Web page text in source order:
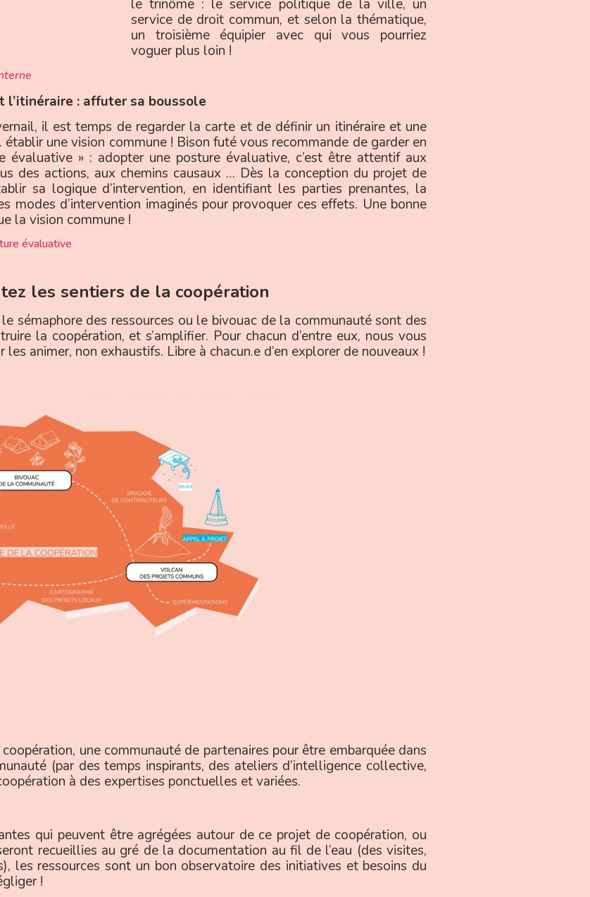
le trinôme : le service politique de la ville, un
service de droit commun, et selon la thématique,
un troisième équipier avec qui vous pourriez
voguer plus loin !
l’itinéraire : affuter sa boussole
il est temps de regarder la carte et de définir un itinéraire et une
une vision commune ! Bison futé vous recommande de garder en
évaluative » : adopter une posture évaluative, c’est être attentif aux
des actions, aux chemins causaux … Dès la conception du projet de
sa logique d’intervention, en identifiant les parties prenantes, la
modes d’intervention imaginés pour provoquer ces effets. Une bonne
la vision commune !
évaluative
les sentiers de la coopération
sémaphore des ressources ou le bivouac de la communauté sont des
la coopération, et s’amplifier. Pour chacun d’entre eux, nous vous
animer, non exhaustifs. Libre à chacun.e d’en explorer de nouveaux !
une communauté de partenaires pour être embarquée dans
(par des temps inspirants, des ateliers d’intelligence collective,
à des expertises ponctuelles et variées.
qui peuvent être agrégées autour de ce projet de coopération, ou
recueillies au gré de la documentation au fil de l’eau (des visites,
les ressources sont un bon observatoire des initiatives et besoins du
!